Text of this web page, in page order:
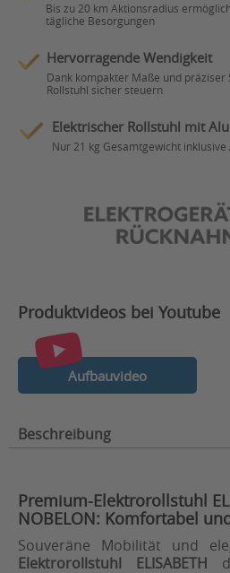
Bis zu 20 km Aktionsradius
tägliche Besorgungen
Hervorragende Wendigkeit
Dank kompakter Maße und präziser
Rollstuhl sicher steuern
Elektrischer Rollstuhl mit
Nur 21 kg Gesamtgewicht
Produktvideos bei Youtube
Aufbauvideo
Beschreibung
Premium-Elektrorollstuhl
NOBELON: Komfortabel
Souveräne Mobilität und
Elektrorollstuhl ELISABETH